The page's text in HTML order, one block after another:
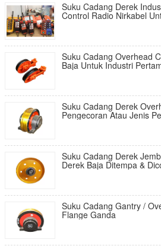
Suku Cadang Derek
Control Radio Nirkabel
Suku Cadang Overhead
Baja Untuk Industri
Suku Cadang Derek
Pengecoran Atau Jenis
Suku Cadang Derek
Derek Baja Ditempa &
Suku Cadang Gantry /
Flange Ganda